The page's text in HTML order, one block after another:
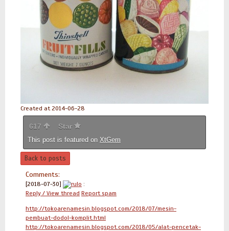
Created at 2014-06-28
617 Star
This post is featured on XtGem
Back to posts
Comments:
[2018-07-30] rulo :
Reply / View thread Report spam
http://tokoarenamesin.blogspot.com/2018/07/mesin-
pembuat-dodol-komplit.html
http://tokoarenamesin.blogspot.com/2018/05/alat-pencetak-